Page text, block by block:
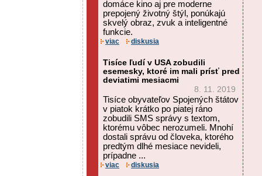
domáce kino aj pre moderne
prepojený životný štýl, ponúkajú
skvelý obraz, zvuk a inteligentné
funkcie.
viac diskusia
Tisíce ľudí v USA zobudili
esemesky, ktoré im mali prísť pred
deviatimi mesiacmi
8. 11. 2019
Tisíce obyvateľov Spojených štátov
v piatok krátko po piatej ráno
zobudili SMS správy s textom,
ktorému vôbec nerozumeli. Mnohí
dostali správu od človeka, ktorého
predtým dlhé mesiace nevideli,
prípadne ...
viac diskusia